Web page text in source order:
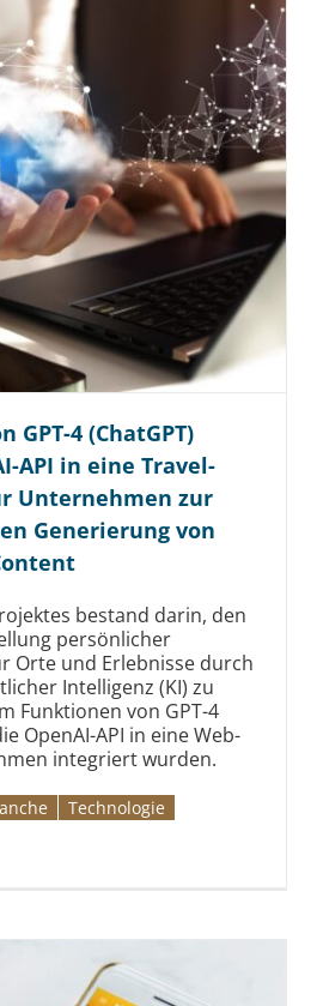
4 (ChatGPT)
API in eine Travel-
Unternehmen zur
Generierung von
bestand darin, den
persönlicher
Orte und Erlebnisse durch
Intelligenz (KI) zu
Funktionen von GPT-4
OpenAI-API in eine Web-
integriert wurden.
Technologie